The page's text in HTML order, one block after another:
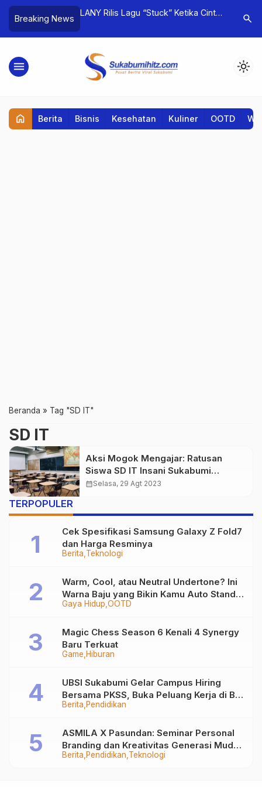
Breaking News
Center
LANY Rilis Lagu “Stuck” Ketika Cinta
Jawasearch
menu light_mode
home Berita Bisnis Kesehatan Kuliner OOTD
Beranda » Tag "SD IT"
SD IT
Aksi Mogok Mengajar: Ratusan
Siswa SD IT Insani Sukabumi
Terkena Dampaknya
calendar_monthSelasa, 29 Agt 2023
TERPOPULER
Berita Teknologi
Cek Spesifikasi Samsung Galaxy Z Fold7
dan Harga Resminya
Gaya Hidup OOTD
Warm, Cool, atau Neutral Undertone? Ini
Warna Baju yang Bikin Kamu Auto Stand
Out
Game Hiburan
Magic Chess Season 6 Kenali 4 Synergy
Baru Terkuat
Berita Pendidikan
UBSI Sukabumi Gelar Campus Hiring
Bersama PKSS, Buka Peluang Kerja di BRI
Group
Berita Pendidikan Teknologi
ASMILA X Pasundan: Seminar Personal
Branding dan Kreativitas Generasi Muda
Bersama SDKF